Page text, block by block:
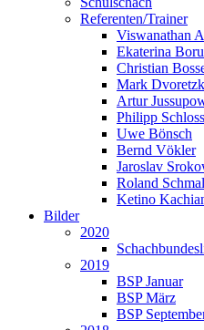
Referenten/Trainer
Viswanathan
Ekaterina
Christian
Mark
Artur
Philipp
Uwe Bönsch
Bernd Vökler
Jaroslav
Roland
Ketino
Bilder
2020
2019
BSP Januar
BSP März
BSP